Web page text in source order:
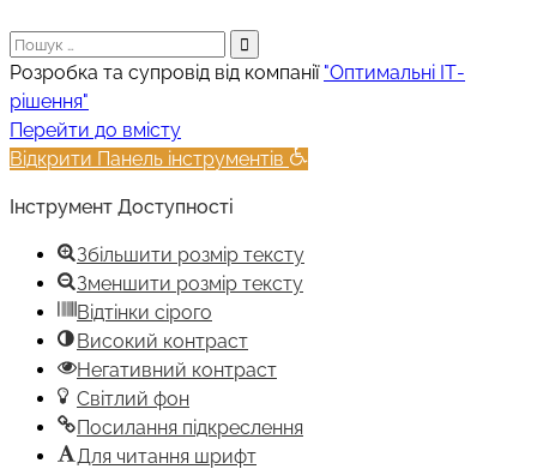
Пошук:
Розробка та супровід від компанії "Оптимальні ІТ-
рішення"
Прокрутка
вгору
Перейти до вмісту
Відкрити Панель інструментів
Інструмент Доступності
Збільшити розмір тексту
Зменшити розмір тексту
Відтінки сірого
Високий контраст
Негативний контраст
Світлий фон
Посилання підкреслення
Для читання шрифт